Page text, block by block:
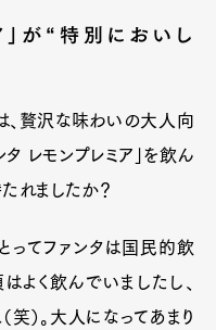
」が“特別においし
、贅沢な味わいの大人向
タ レモンプレミア」を飲ん
れましたか？
ってファンタは国民的飲
よく飲んでいましたし、
笑）。大人になってあまり